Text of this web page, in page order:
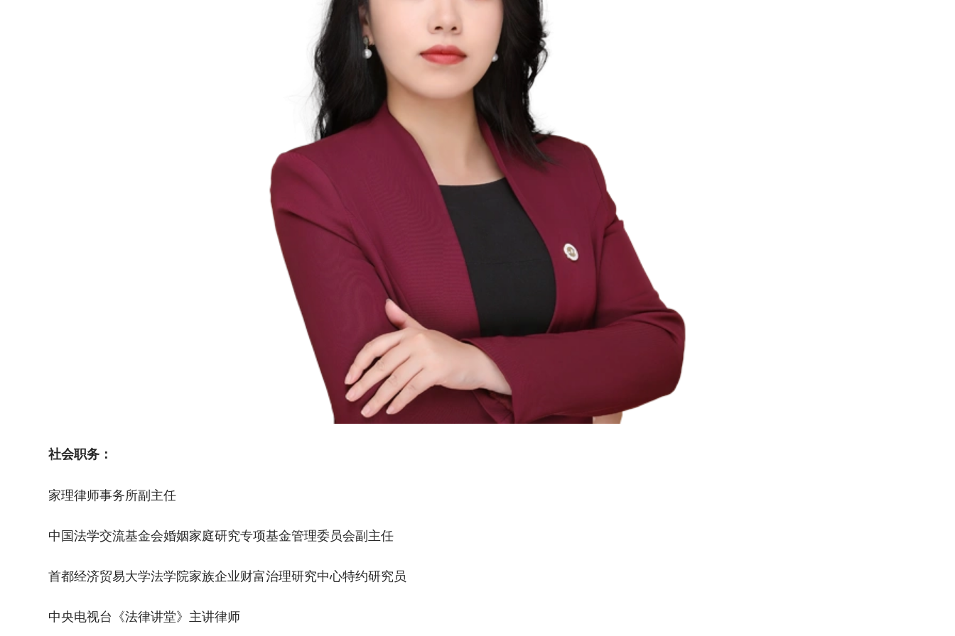
社会职务：
家理律师事务所副主任
中国法学交流基金会婚姻家庭研究专项基金管理委员会副主任
首都经济贸易大学法学院家族企业财富治理研究中心特约研究员
中央电视台《法律讲堂》主讲律师